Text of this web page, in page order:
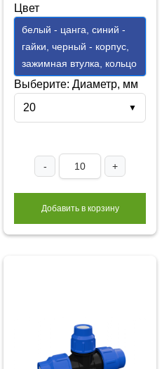
Цвет
белый - цанга, синий -
гайки, черный - корпус,
зажимная втулка, кольцо
Выберите: Диаметр, мм
20
▼
- +
Добавить в корзину